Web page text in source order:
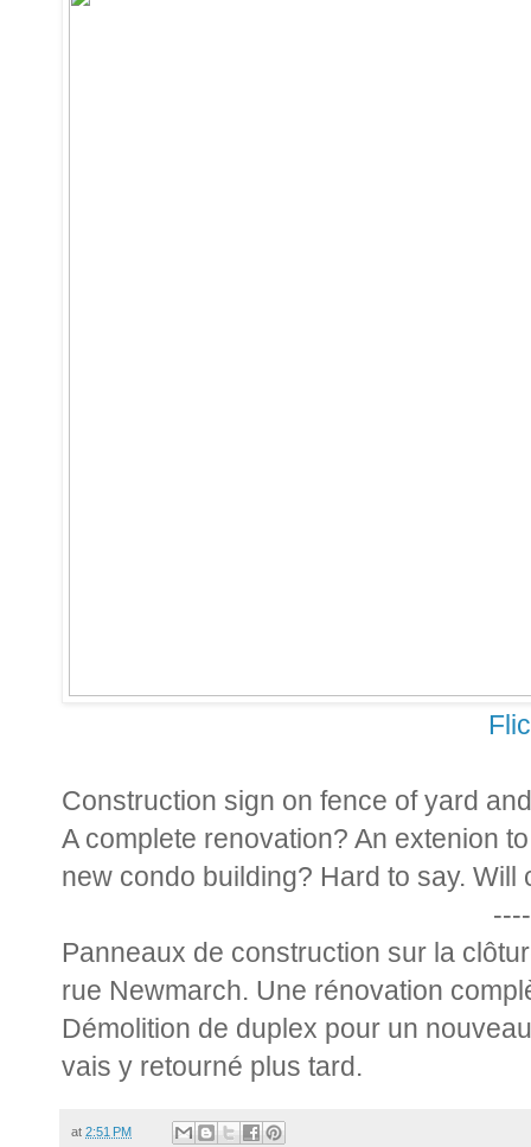
Construction sign on fence of yard
A complete renovation? An extenion
new condo building? Hard to say. Will
Panneaux de construction sur la
rue Newmarch. Une rénovation
Démolition de duplex pour un
vais y retourné plus tard.
at 2:51 PM